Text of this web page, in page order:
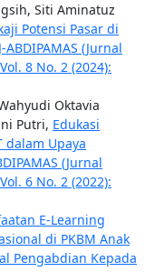
Siti Aminatuz
Potensi Pasar di
J-ABDIPAMAS (Jurnal
8 No. 2 (2024):
Oktavia
Putri, Edukasi
dalam Upaya
(Jurnal
6 No. 2 (2022):
E-Learning
di PKBM Anak
Pengabdian Kepada